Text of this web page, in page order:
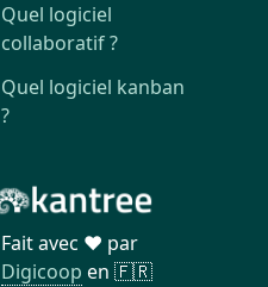
Quel logiciel
collaboratif ?
Quel logiciel kanban
?
Fait avec ❤️ par
Digicoop en 🇫🇷